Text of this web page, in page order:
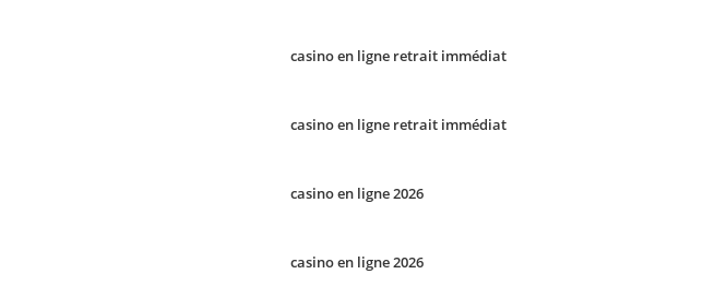
casino en ligne retrait immédiat
casino en ligne retrait immédiat
casino en ligne 2026
casino en ligne 2026